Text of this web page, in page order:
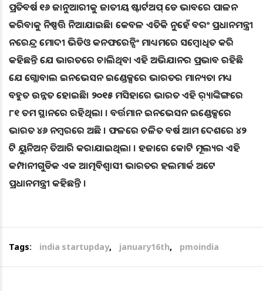
ପ୍ରତିବର୍ଷ ୧୬ ଜାନୁଆରୀକୁ ଜାତୀୟ ଷ୍ଟାର୍ଟଅପ୍ ଡେ ଭାବରେ ପାଳନ
କରିବାକୁ ନିଷ୍ପତ୍ତି ନିଆଯାଇଛି। କେବଳ ଏତିକି ନୁହେଁ ବରଂ ପ୍ରଧାନମନ୍ତ୍ରୀ
ନରେନ୍ଦ୍ର ମୋଦୀ ଭିଡିଓ କନଫରେନ୍ସିଂ ମାଧ୍ୟମରେ ସମ୍ବୋଧିତ କରି
କହିଛନ୍ତି ଯେ ଭାରତରେ ଚାଲିଥିବା ଏହି ଅଭିଯାନର ପ୍ରଭାବ ରହିଛି
ଯେ ଗ୍ଲୋବାଲ ଇନଭେସନ ଇଣ୍ଡେକ୍ସରେ ଭାରତର ମାନ୍ୟତା ମଧ୍ୟ
ବହୁତ ଉନ୍ନତ ହୋଇଛି। ୨୦୧୫ ମସିହାରେ ଭାରତ ଏହି ର଼୍ୟାଙ୍କିଙ୍ଗରେ
୮୧ ତମ ସ୍ଥାନରେ ରହିଥିଲା । ବର୍ତ୍ତମାନ ଇନଭେସନ ଇଣ୍ଡେକ୍ସରେ
ଭାରତ ୪୬ ନମ୍ବରରେ ଅଛି । ଫଳରେ ଚଳିତ ବର୍ଷ ଆମ ଦେଶରେ ୪୨
ଟି ୟୁନିଅନ୍ ତିଆରି କରାଯାଇଥିଲା । ହଜାରେ କୋଟି ମୂଲ୍ୟର ଏହି
କମ୍ପାନୀଗୁଡିକ ଏକ ଆତ୍ମବିଶ୍ୱାସୀ ଭାରତର ହଲମାର୍କ ଅଟେ
ପ୍ରଧାନମନ୍ତ୍ରୀ କହିଛନ୍ତି ।
Tags: india startupday, january16th, pmoindia